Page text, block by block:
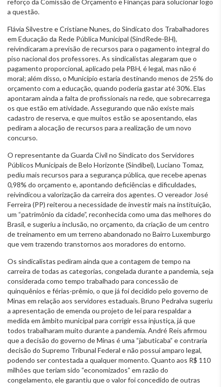
a questão.
Flávia Silvestre e Cristiane Nunes, do Sindicato dos Trabalhadores
em Educação da Rede Pública Municipal (SindRede-BH),
reivindicaram a previsão de recursos para o pagamento integral do
piso nacional dos professores. As sindicalistas alegaram que o
pagamento proporcional, aplicado pela PBH, é legal, mas não é
moral; além disso, o Município estaria destinando menos de 25% do
orçamento com a educação, quando poderia gastar até 30%. Elas
apontaram ainda a falta de profissionais na rede, que sobrecarrega
os que estão em atividade. Assegurando que não existe mais
cadastro de reserva, e que muitos estão se aposentando, elas
pediram a alocação de recursos para a realização de um novo
concurso.
O representante da Guarda Civil no Sindicato dos Servidores
Públicos Municipais de Belo Horizonte (Sindibel), Luciano Tomaz,
pediu mais recursos para a segurança pública, que recebe apenas
0,98% do orçamento e, apontando deficiências e dificuldades,
reivindicou a valorização da carreira dos agentes. O vereador José
Ferreira (PP) reiterou a necessidade de investir mais na instituição,
um “patrimônio da cidade”, reconhecida como uma das melhores do
Brasil, e sugeriu a inclusão, no orçamento, da criação de um centro
de treinamento em um terreno abandonado no Bairro Luxemburgo
que vem trazendo transtornos aos moradores do entorno.
Os sindicalistas pediram ainda que a contagem de tempo na
carreira de todas as categorias, congelada durante a pandemia, seja
considerada como tempo trabalhado para concessão de
quinquênios e férias-prêmio, o que já foi decidido pelo governo de
Minas em relação aos servidores estaduais. Bruno Pedralva sugeriu
a apresentação de emenda ou projeto de lei para respaldar a
medida em âmbito municipal para corrigir essa injustiça, já que
todos trabalharam muito durante a pandemia. André Reis afirmou
que a decisão do governo de Minas é uma “jabuticaba” e contraria
decisão do Supremo Tribunal Federal e não possui amparo legal,
podendo ser contestada a qualquer momento. Quanto aos R$ 110
milhões que teriam sido “economizados” em razão do
congelamento, ele garantiu que o valor foi concedido de outras